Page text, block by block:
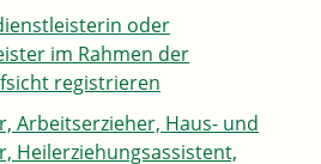
oder
im Rahmen der
registrieren
Arbeitserzieher, Haus- und
Heilerziehungsassistent,